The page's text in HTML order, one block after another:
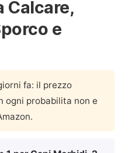
Calcare,
e
fa: il prezzo
ogni probabilita non e